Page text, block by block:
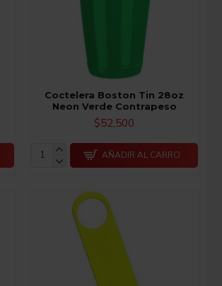
Coctelera Boston Tin 28oz
Neon Verde Contrapeso
$52,500
AÑADIR AL CARRO